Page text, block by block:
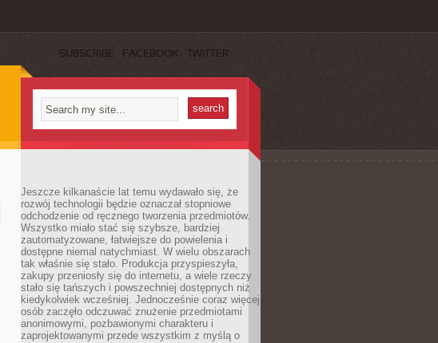
SUBSCRIBE FACEBOOK TWITTER
Jeszcze kilkanaście lat temu wydawało się, że
rozwój technologii będzie oznaczał stopniowe
odchodzenie od ręcznego tworzenia przedmiotów.
Wszystko miało stać się szybsze, bardziej
zautomatyzowane, łatwiejsze do powielenia i
dostępne niemal natychmiast. W wielu obszarach
tak właśnie się stało. Produkcja przyspieszyła,
zakupy przeniosły się do internetu, a wiele rzeczy
stało się tańszych i powszechniej dostępnych niż
kiedykolwiek wcześniej. Jednocześnie coraz więcej
osób zaczęło odczuwać znużenie przedmiotami
anonimowymi, pozbawionymi charakteru i
zaprojektowanymi przede wszystkim z myślą o